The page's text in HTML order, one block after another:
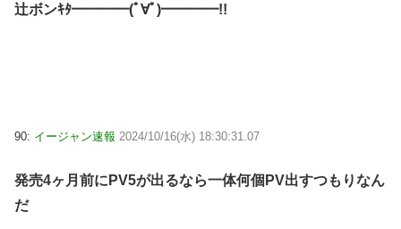
辻ボンｷﾀ━━━━(ﾟ∀ﾟ)━━━━!!
90: イージャン速報 2024/10/16(水) 18:30:31.07
発売4ヶ月前にPV5が出るなら一体何個PV出すつもりなん
だ